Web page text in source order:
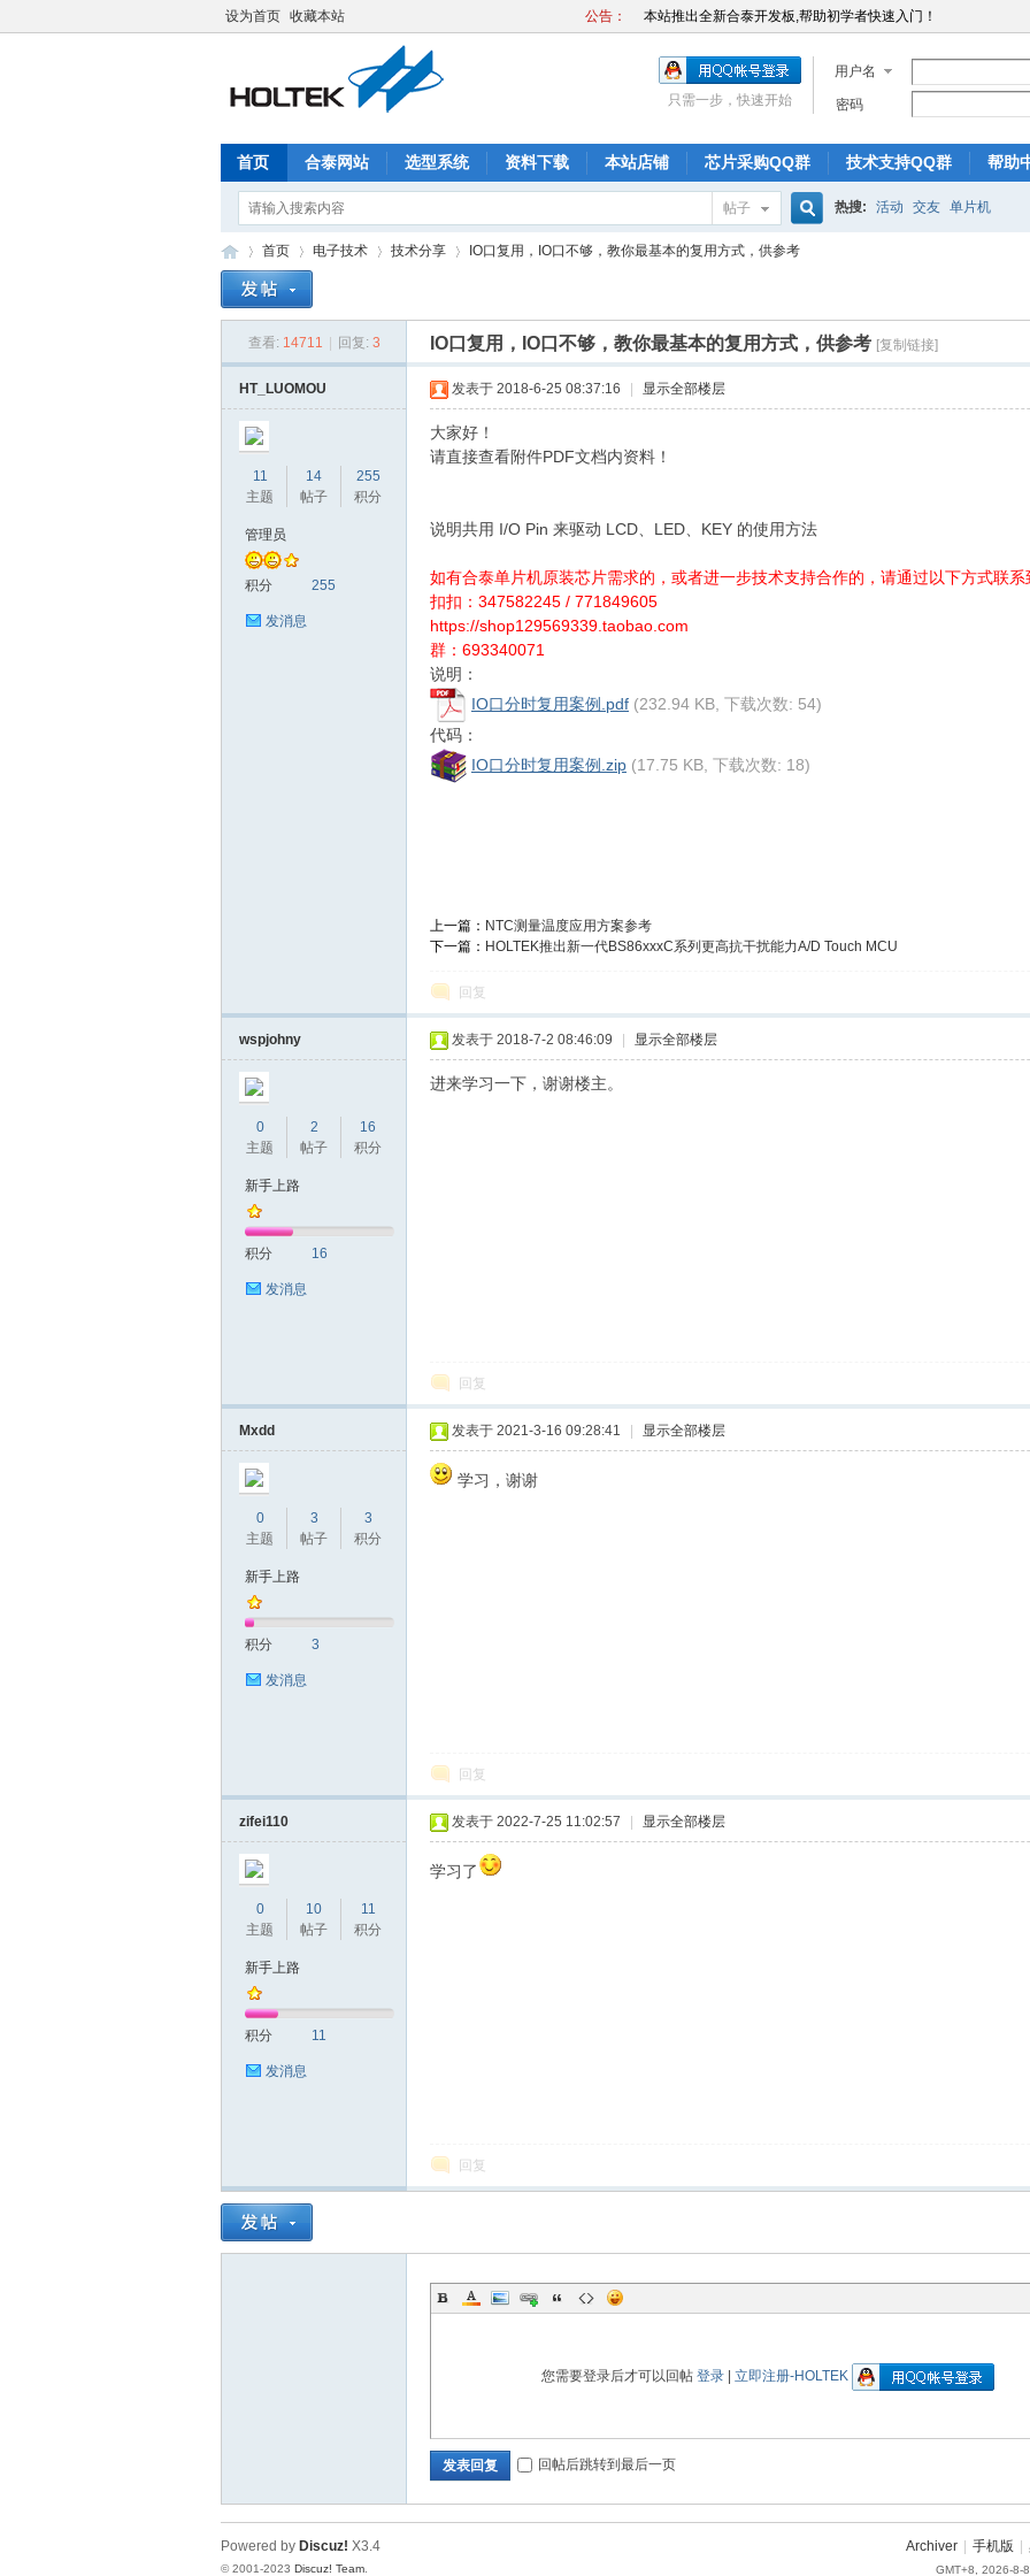
设为首页 收藏本站
用户名
密码
只需一步，快速开始
首页 合泰网站 选型系统 资料下载 本站店铺 芯片采购QQ群 技术支持QQ群 帮助
帖子
索
热搜: 活动 交友 单片机
首页
›
电子技术 技术分享
›
IO口复用，IO口不够，教你最基本的复用方式，供参考
查看: 14711 回复: 3 IO口复用，IO口不够，教你最基本的复用方式，供参考 [复制链接]
HT_LUOMOU
11
主题
14
帖子
255
积分
管理员
积分 255
发消息
发表于 2018-6-25 08:37:16 显示全部楼层
大家好！
请直接查看附件PDF文档内资料！
说明共用 I/O Pin 来驱动 LCD、LED、KEY 的使用方法
如有合泰单片机原装芯片需求的，或者进一步技术支持合作的，请通过以下方式联系
扣扣：347582245 / 771849605
https://shop129569339.taobao.com
群：693340071
说明：
IO口分时复用案例.pdf (232.94 KB, 下载次数: 54)
代码：
IO口分时复用案例.zip (17.75 KB, 下载次数: 18)
上一篇： NTC测量温度应用方案参考
下一篇： HOLTEK推出新一代BS86xxxC系列更高抗干扰能力A/D Touch MCU
回复
wspjohny
0
主题
2
帖子
16
积分
新手上路
积分 16
发消息
发表于 2018-7-2 08:46:09 显示全部楼层
进来学习一下，谢谢楼主。
回复
Mxdd
0
主题
3
帖子
3
积分
新手上路
积分 3
发消息
发表于 2021-3-16 09:28:41 显示全部楼层
学习，谢谢
回复
zifei110
0
主题
10
帖子
11
积分
新手上路
积分 11
发消息
发表于 2022-7-25 11:02:57 显示全部楼层
学习了
回复
您需要登录后才可以回帖 登录| 立即注册-HOLTEK
发表回复 回帖后跳转到最后一页
公告：
本站推出全新合泰开发板,帮助初学者快速入门！
本站推出全新合泰32位ARM开发板HT32F52352
本站推出全新合泰开发板,帮助初学者快速入门！
本站推出全新合泰32位ARM开发板HT32F52352
本站推出全新合泰开发板,帮助初学者快速入门！
Archiver 手机版
GMT+8, 2026-8-
Powered by Discuz! X3.4
© 2001-2023 Discuz! Team